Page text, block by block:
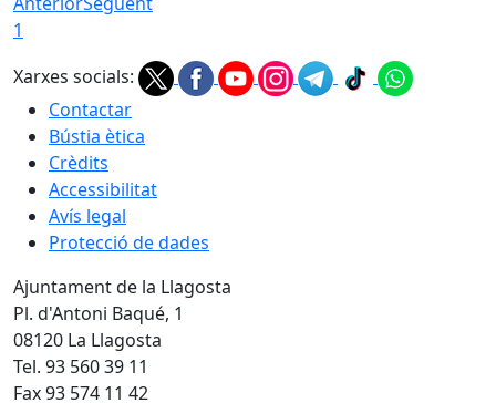
1
Xarxes socials:
Contactar
Bústia ètica
Crèdits
Accessibilitat
Avís legal
Protecció de dades
Ajuntament de la Llagosta
Pl. d'Antoni Baqué, 1
08120 La Llagosta
Tel. 93 560 39 11
Fax 93 574 11 42